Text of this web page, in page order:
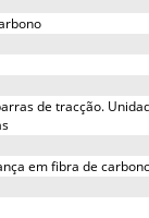
de tracção.
em fibra de